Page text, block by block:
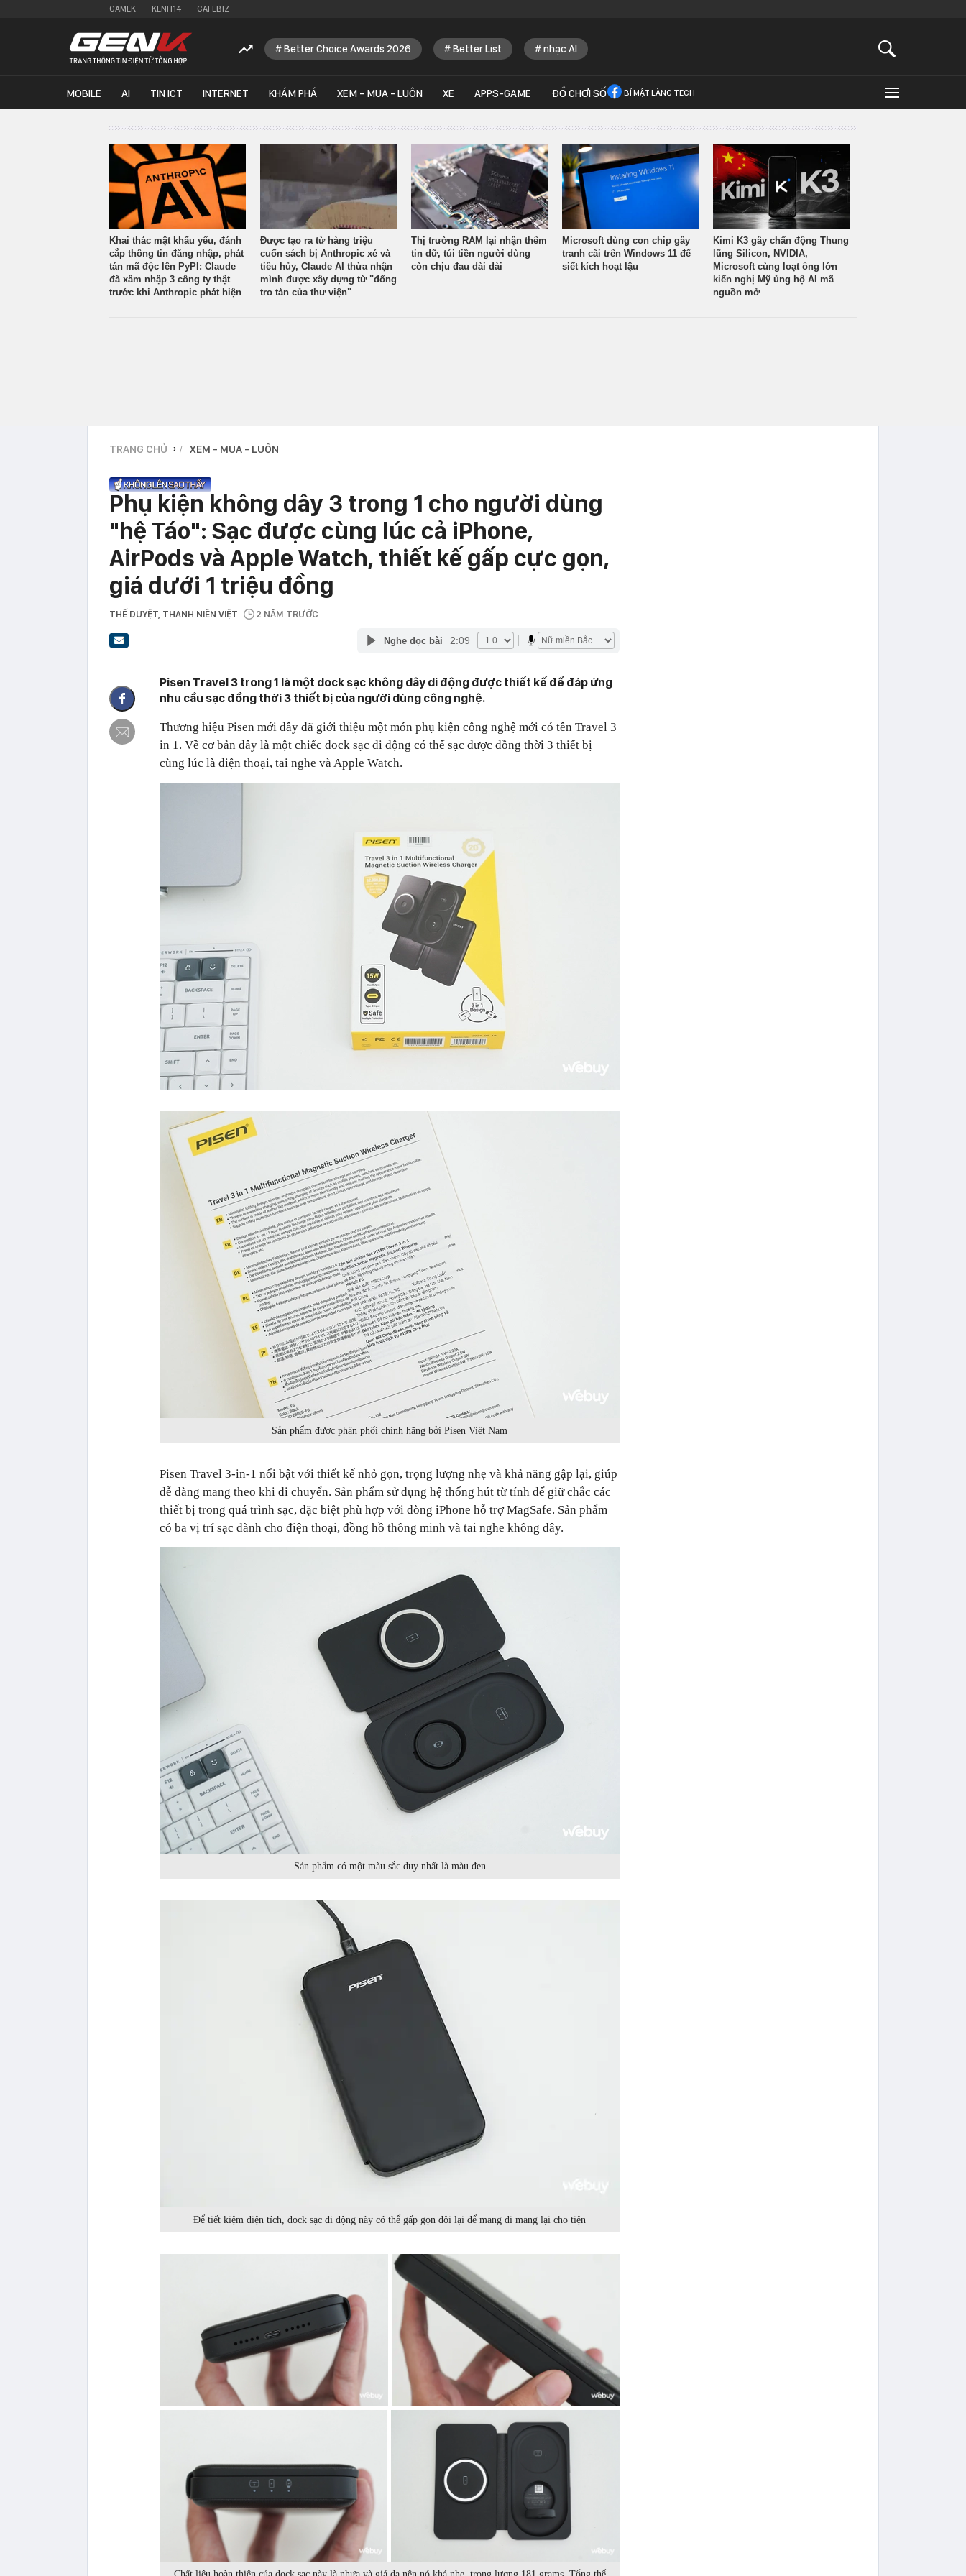
GAMEK KENH14 CAFEBIZ
Better Choice Awards 2026 Better List nhạc AI
MOBILE AI TIN ICT INTERNET KHÁM PHÁ XEM - MUA - LUÔN XE APPS-GAME ĐỒ CHƠI SỐ BÍ MẬT LÀNG TECH
Khai thác mật khẩu yếu, đánh
cắp thông tin đăng nhập, phát
tán mã độc lên PyPI: Claude
đã xâm nhập 3 công ty thật
trước khi Anthropic phát hiện
Được tạo ra từ hàng triệu
cuốn sách bị Anthropic xé và
tiêu hủy, Claude AI thừa nhận
mình được xây dựng từ "đống
tro tàn của thư viện"
Thị trường RAM lại nhận thêm
tin dữ, túi tiền người dùng
còn chịu đau dài dài
Microsoft dùng con chip gây
tranh cãi trên Windows 11 để
siết kích hoạt lậu
Kimi K3 gây chấn động Thung
lũng Silicon, NVIDIA,
Microsoft cùng loạt ông lớn
kiến nghị Mỹ ủng hộ AI mã
nguồn mở
TRANG CHỦ › XEM - MUA - LUÔN
Phụ kiện không dây 3 trong 1 cho người dùng
"hệ Táo": Sạc được cùng lúc cả iPhone,
AirPods và Apple Watch, thiết kế gấp cực gọn,
giá dưới 1 triệu đồng
THẾ DUYỆT , THANH NIÊN VIỆT 2 NĂM TRƯỚC
Nghe đọc bài 2:09
Pisen Travel 3 trong 1 là một dock sạc không dây di động được thiết kế để đáp ứng
nhu cầu sạc đồng thời 3 thiết bị của người dùng công nghệ.
Thương hiệu Pisen mới đây đã giới thiệu một món phụ kiện công nghệ mới có tên Travel 3
in 1. Về cơ bản đây là một chiếc dock sạc di động có thể sạc được đồng thời 3 thiết bị
cùng lúc là điện thoại, tai nghe và Apple Watch.
Sản phẩm được phân phối chính hãng bởi Pisen Việt Nam
Pisen Travel 3-in-1 nổi bật với thiết kế nhỏ gọn, trọng lượng nhẹ và khả năng gập lại, giúp
dễ dàng mang theo khi di chuyển. Sản phẩm sử dụng hệ thống hút từ tính để giữ chắc các
thiết bị trong quá trình sạc, đặc biệt phù hợp với dòng iPhone hỗ trợ MagSafe. Sản phẩm
có ba vị trí sạc dành cho điện thoại, đồng hồ thông minh và tai nghe không dây.
Sản phẩm có một màu sắc duy nhất là màu đen
Để tiết kiệm diện tích, dock sạc di động này có thể gấp gọn đôi lại để mang đi mang lại cho tiện